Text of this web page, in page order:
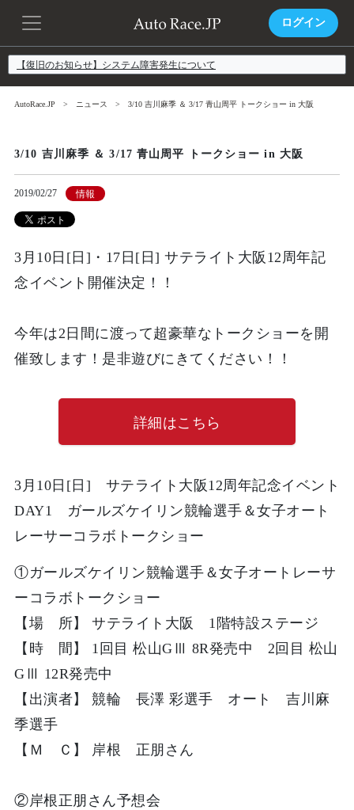
ログイン
【復旧のお知らせ】システム障害発生について
AutoRace.JP ニュース 3/10 吉川麻季 ＆ 3/17 青山周平 トークショー in 大阪
3/10 吉川麻季 ＆ 3/17 青山周平 トークショー in 大阪
2019/02/27 情報
3月10日[ 日 ]・17日[ 日 ] サテライト大阪12周年記
念イベント開催決定！！
今年は2日間に渡って超豪華なトークショーを開
催致します！ 是非遊びにきてください！！
詳細はこちら
3月10日[日 ] サテライト大阪12周年記念イベント
DAY1 ガールズケイリン競輪選手＆女子オート
レーサーコラボトークショー
①ガールズケイリン競輪選手＆女子オートレーサ
ーコラボトークショー
【場 所】 サテライト大阪 1階特設ステージ
【時 間】 1回目 松山GⅢ 8R発売中 2回目 松山
GⅢ 12R発売中
【出演者】 競輪 長澤 彩選手 オート 吉川麻
季選手
【Ｍ Ｃ】 岸根 正朋さん
②岸根正朋さん予想会